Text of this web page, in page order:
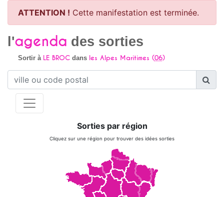
ATTENTION ! Cette manifestation est terminée.
l'agenda des sorties
Sortir à LE BROCdans les Alpes Maritimes (06)
Sorties par région
Cliquez sur une région pour trouver des idées sorties